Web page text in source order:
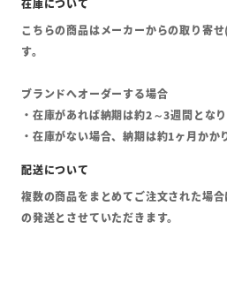
こちらの商品はメーカーからの取り寄
す。
ブランドへオーダーする場合
・在庫があれば納期は約2～3週間となり
・在庫がない場合、納期は約1ヶ月かか
複数の商品をまとめてご注文された場
の発送とさせていただきます。